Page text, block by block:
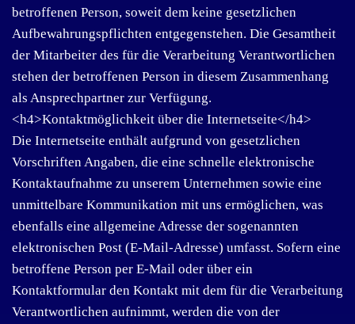
betroffenen Person, soweit dem keine gesetzlichen
Aufbewahrungspflichten entgegenstehen. Die Gesamtheit
der Mitarbeiter des für die Verarbeitung Verantwortlichen
stehen der betroffenen Person in diesem Zusammenhang
als Ansprechpartner zur Verfügung.
<h4>Kontaktmöglichkeit über die Internetseite</h4>
Die Internetseite enthält aufgrund von gesetzlichen
Vorschriften Angaben, die eine schnelle elektronische
Kontaktaufnahme zu unserem Unternehmen sowie eine
unmittelbare Kommunikation mit uns ermöglichen, was
ebenfalls eine allgemeine Adresse der sogenannten
elektronischen Post (E-Mail-Adresse) umfasst. Sofern eine
betroffene Person per E-Mail oder über ein
Kontaktformular den Kontakt mit dem für die Verarbeitung
Verantwortlichen aufnimmt, werden die von der